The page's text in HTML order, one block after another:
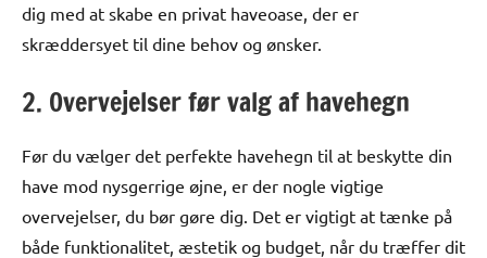
dig med at skabe en privat haveoase, der er
skræddersyet til dine behov og ønsker.
2. Overvejelser før valg af havehegn
Før du vælger det perfekte havehegn til at beskytte din
have mod nysgerrige øjne, er der nogle vigtige
overvejelser, du bør gøre dig. Det er vigtigt at tænke på
både funktionalitet, æstetik og budget, når du træffer dit